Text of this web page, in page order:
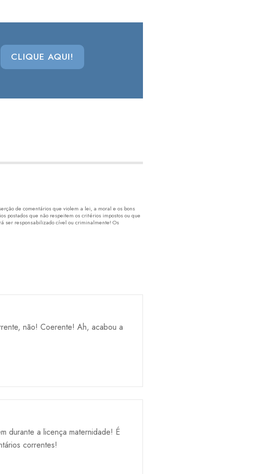
CLIQUE AQUI!
de comentários que violem a lei, a moral e os bons
postados que não respeitem os critérios impostos ou que
ser responsabilizado cível ou criminalmente! Os
não! Coerente! Ah, acabou a
durante a licença maternidade! É
correntes!